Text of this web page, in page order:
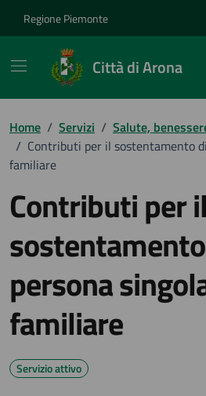
Regione Piemonte
Città di Arona
Home / Servizi / Salute,
/ Contributi per il sostentamento
familiare
Contributi per il
persona
familiare
Servizio attivo